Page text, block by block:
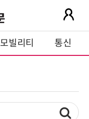
모빌리티 통신